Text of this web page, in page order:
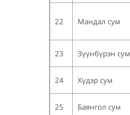
22 Мандал сум
23 Зүүнбүрэн сум
24 Хүдэр сум
25 Баянгол сум